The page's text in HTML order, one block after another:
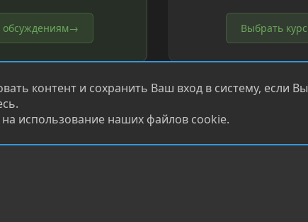
обсуждениям→ Выбрать курс
контент и сохранить Ваш вход в систему, если Вы
использование наших файлов cookie.